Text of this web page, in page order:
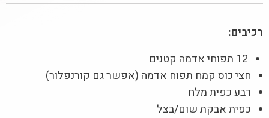
רכיבים:
12 תפוחי אדמה קטנים
חצי כוס קמח תפוח אדמה (אפשר גם קורנפלור)
רבע כפית מלח
כפית אבקת שום/בצל